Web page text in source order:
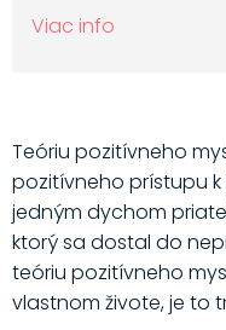
Viac info
Teóriu pozitívneho
pozitívneho prístupu
jedným dychom
ktorý sa dostal do
teóriu pozitívneho
vlastnom živote, je to